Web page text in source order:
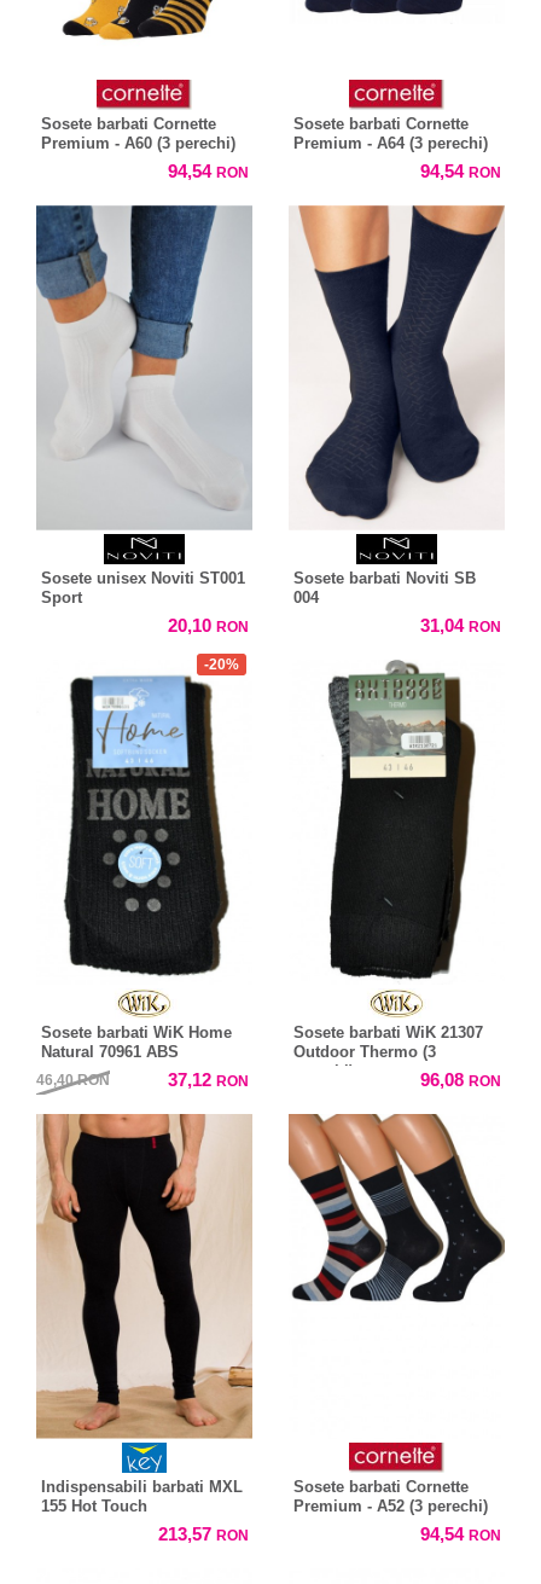
Sosete barbati Cornette
Premium - A60 (3 perechi)
94,54 RON
Sosete barbati Cornette
Premium - A64 (3 perechi)
94,54 RON
Sosete unisex Noviti ST001
Sport
20,10 RON
Sosete barbati Noviti SB
004
31,04 RON
-20%
Sosete barbati WiK Home
Natural 70961 ABS
46,40RON 37,12 RON
Sosete barbati WiK 21307
Outdoor Thermo (3
perechi)
96,08 RON
Indispensabili barbati MXL
155 Hot Touch
213,57 RON
Sosete barbati Cornette
Premium - A52 (3 perechi)
94,54 RON